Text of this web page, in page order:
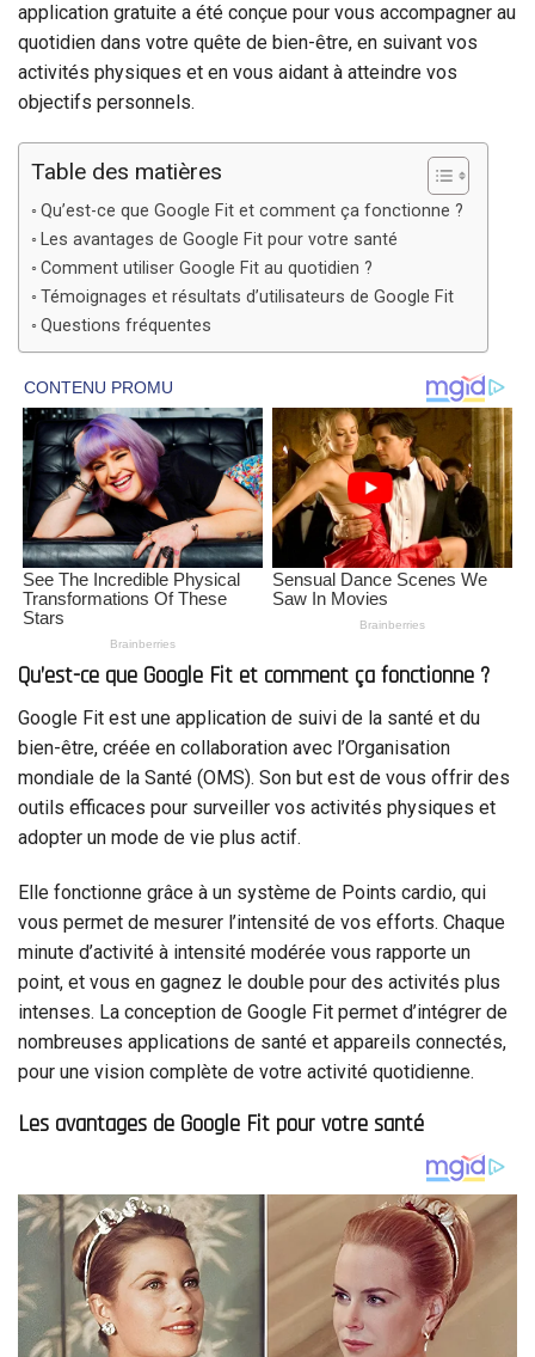
application gratuite a été conçue pour vous accompagner au
quotidien dans votre quête de bien-être, en suivant vos
activités physiques et en vous aidant à atteindre vos
objectifs personnels.
Table des matières
Qu’est-ce que Google Fit et comment ça fonctionne ?
Les avantages de Google Fit pour votre santé
Comment utiliser Google Fit au quotidien ?
Témoignages et résultats d’utilisateurs de Google Fit
Questions fréquentes
Qu’est-ce que Google Fit et comment ça fonctionne ?
Google Fit est une application de suivi de la santé et du
bien-être, créée en collaboration avec l’Organisation
mondiale de la Santé (OMS). Son but est de vous offrir des
outils efficaces pour surveiller vos activités physiques et
adopter un mode de vie plus actif.
Elle fonctionne grâce à un système de Points cardio, qui
vous permet de mesurer l’intensité de vos efforts. Chaque
minute d’activité à intensité modérée vous rapporte un
point, et vous en gagnez le double pour des activités plus
intenses. La conception de Google Fit permet d’intégrer de
nombreuses applications de santé et appareils connectés,
pour une vision complète de votre activité quotidienne.
Les avantages de Google Fit pour votre santé